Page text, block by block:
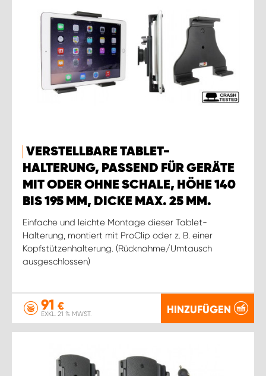
VERSTELLBARE TABLET-
HALTERUNG, PASSEND FÜR GERÄTE
MIT ODER OHNE SCHALE, HÖHE 140
BIS 195 MM, DICKE MAX. 25 MM.
Einfache und leichte Montage dieser Tablet-
Halterung, montiert mit ProClip oder z. B. einer
Kopfstützenhalterung. (Rücknahme/Umtausch
ausgeschlossen)
91 €
EXKL. 21 % MWST. HINZUFÜGEN